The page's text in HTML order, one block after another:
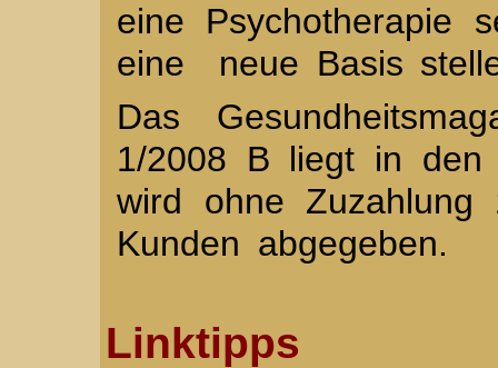
eine Psychotherapie
eine neue Basis
Das
1/2008 B liegt in den
wird ohne Zuzahlung
Kunden abgegeben.
Linktipps